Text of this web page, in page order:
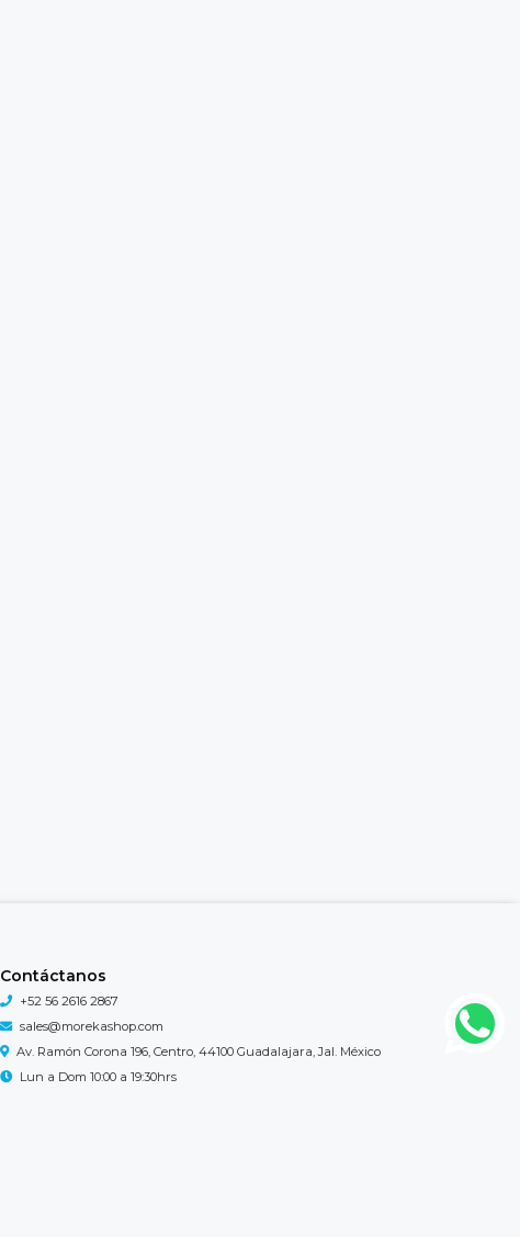
Contáctanos
+52 56 2616 2867
sales@morekashop.com
Av. Ramón Corona 196, Centro, 44100 Guadalajara, Jal. México
Lun a Dom 10:00 a 19:30hrs